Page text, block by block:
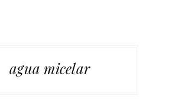
agua micelar